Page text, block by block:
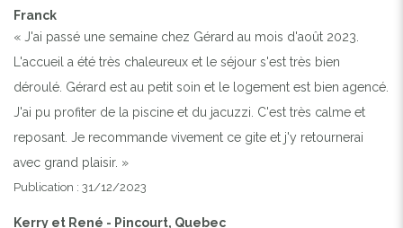
Franck
« J'ai passé une semaine chez Gérard au mois d'août 2023.
L'accueil a été très chaleureux et le séjour s'est très bien
déroulé. Gérard est au petit soin et le logement est bien agencé.
J'ai pu profiter de la piscine et du jacuzzi. C'est très calme et
reposant. Je recommande vivement ce gite et j'y retournerai
avec grand plaisir. »
Publication : 31/12/2023
Kerry et René - Pincourt, Quebec